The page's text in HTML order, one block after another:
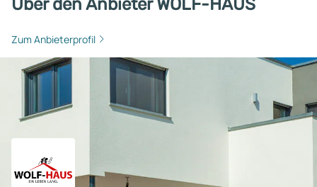
Über den Anbieter WOLF-HAUS
Zum Anbieterprofil